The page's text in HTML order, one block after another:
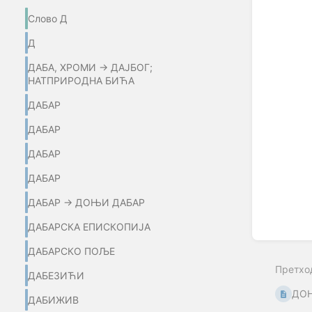
Слово Д
Д
ДАБА, ХРОМИ → ДАЈБОГ;
НАТПРИРОДНА БИЋА
ДАБАР
ДАБАР
ДАБАР
ДАБАР
ДАБАР → ДОЊИ ДАБАР
ДАБАРСКА ЕПИСКОПИЈА
ДАБАРСКО ПОЉЕ
ДАБЕЗИЋИ
ДАБИЖИВ